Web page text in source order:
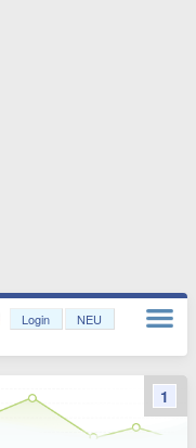
Login NEU
1